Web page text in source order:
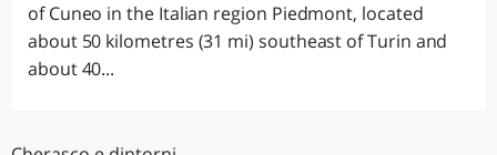
of Cuneo in the Italian region Piedmont, located
about 50 kilometres (31 mi) southeast of Turin and
about 40...